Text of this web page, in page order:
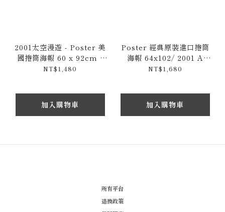
2001太空漫遊 - Poster 美
國捲筒海報 60 x 92cm /
2001: A Space Odyssey
NT$1,480
加入購物車
Poster 經典原裝進口捲筒
海報 64x102/ 2001 A
Space Odyssey 2001太空
NT$1,680
加入購物車
所有平台
退換政策